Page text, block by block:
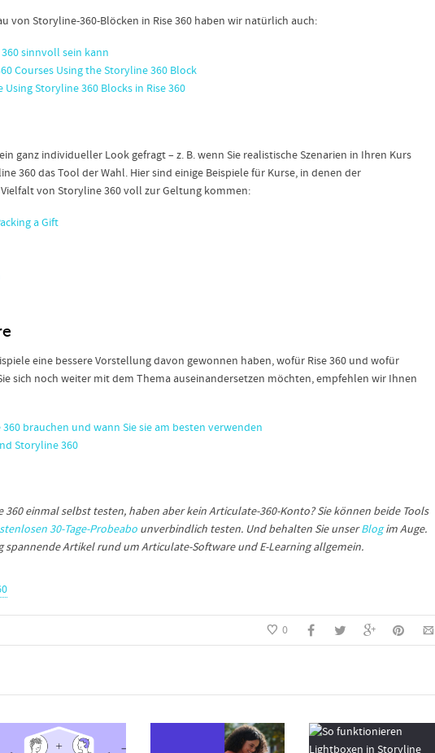
von Storyline-360-Blöcken in Rise 360 haben wir natürlich auch:
sinnvoll sein kann
Courses Using the Storyline 360 Block
Using Storyline 360 Blocks in Rise 360
ganz individueller Look gefragt – z. B. wenn Sie realistische Szenarien in Ihren Kurs
360 das Tool der Wahl. Hier sind einige Beispiele für Kurse, in denen der
von Storyline 360 voll zur Geltung kommen:
a Gift
eine bessere Vorstellung davon gewonnen haben, wofür Rise 360 und wofür
sich noch weiter mit dem Thema auseinandersetzen möchten, empfehlen wir Ihnen
brauchen und wann Sie sie am besten verwenden
Storyline 360
360 einmal selbst testen, haben aber kein Articulate-360-Konto? Sie können beide Tools
30-Tage-Probeabo unverbindlich testen. Und behalten Sie unserBlogim Auge.
Artikel rund um Articulate-Software und E-Learning allgemein.
0